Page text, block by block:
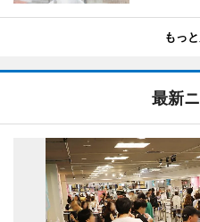
もっ
最新